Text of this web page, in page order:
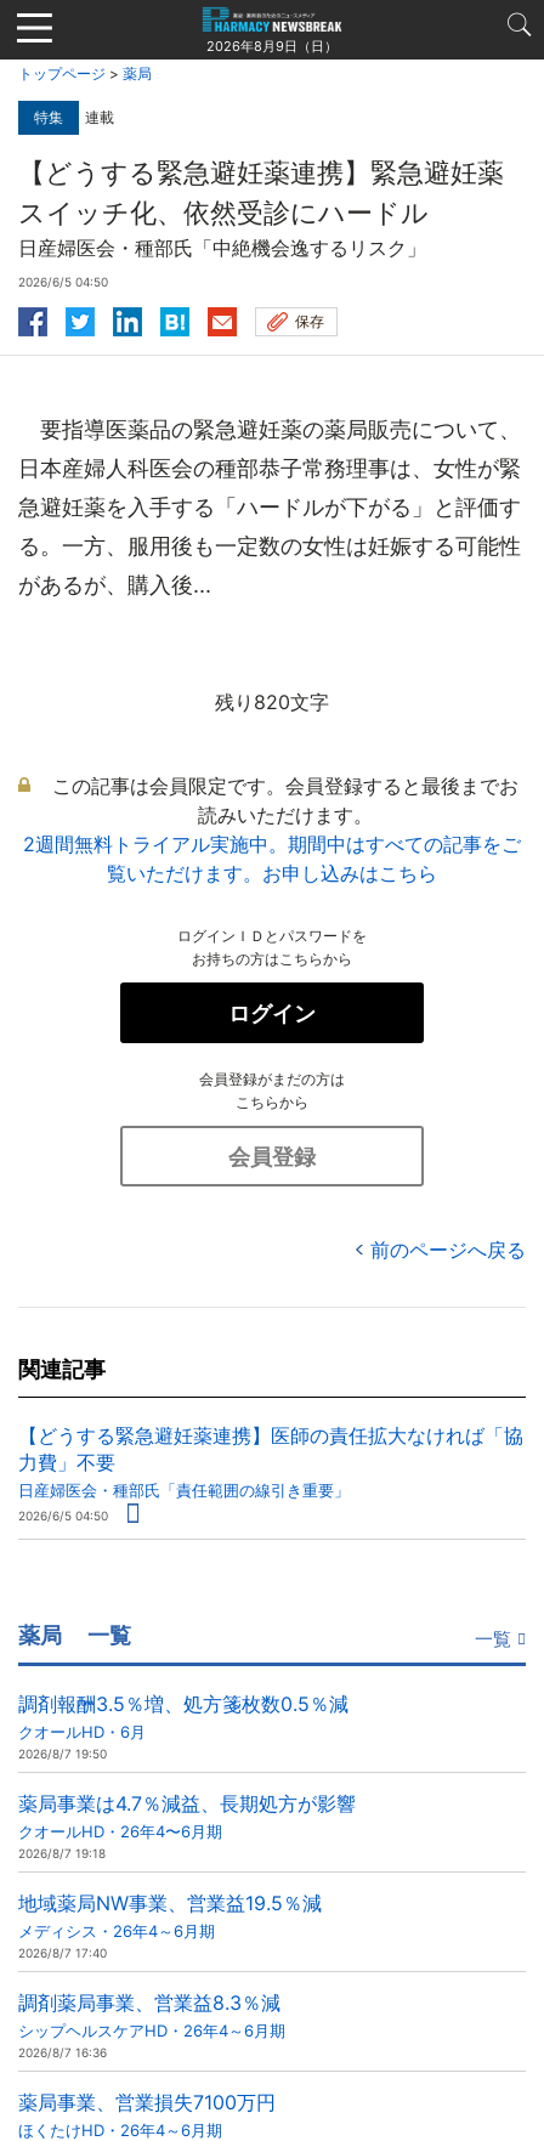
Jump
to
navigation
2026年8月9日（日）
トップページ > 薬局
特集 連載
【どうする緊急避妊薬連携】緊急避妊薬
スイッチ化、依然受診にハードル
日産婦医会・種部氏「中絶機会逸するリスク」
2026/6/5 04:50
保存
要指導医薬品の緊急避妊薬の薬局販売について、
日本産婦人科医会の種部恭子常務理事は、女性が緊
急避妊薬を入手する「ハードルが下がる」と評価す
る。一方、服用後も一定数の女性は妊娠する可能性
があるが、購入後...
残り820文字
この記事は会員限定です。会員登録すると最後までお
読みいただけます。
2週間無料トライアル実施中。期間中はすべての記事をご
覧いただけます。お申し込みはこちら
ログインＩＤとパスワードを
お持ちの方はこちらから
ログイン
会員登録がまだの方は
こちらから
会員登録
前のページへ戻る
関連記事
【どうする緊急避妊薬連携】医師の責任拡大なければ「協
力費」不要
日産婦医会・種部氏「責任範囲の線引き重要」
2026/6/5 04:50
薬局 一覧 一覧
調剤報酬3.5％増、処方箋枚数0.5％減
クオールHD・6月
2026/8/7 19:50
薬局事業は4.7％減益、長期処方が影響
クオールHD・26年4〜6月期
2026/8/7 19:18
地域薬局NW事業、営業益19.5％減
メディシス・26年4～6月期
2026/8/7 17:40
調剤薬局事業、営業益8.3％減
シップヘルスケアHD・26年4～6月期
2026/8/7 16:36
薬局事業、営業損失7100万円
ほくたけHD・26年4～6月期